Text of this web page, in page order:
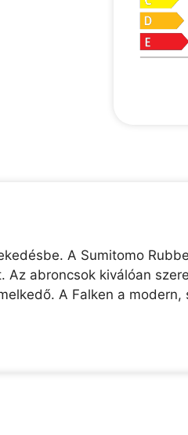
A Sumitomo
abroncsok kiválóan
A Falken a